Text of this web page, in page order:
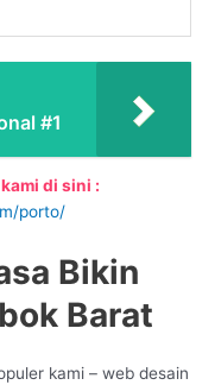
#1
di sini :
porto/
Bikin
Barat
kami – web desain